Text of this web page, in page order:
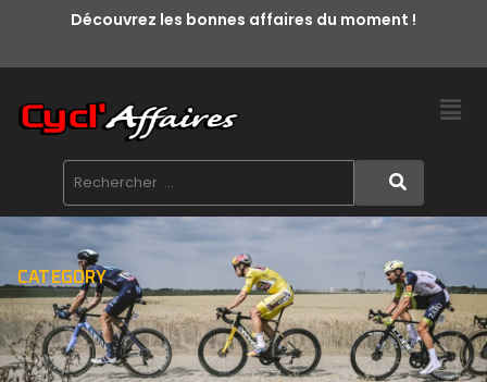
Découvrez les bonnes affaires du moment !
CATEGORY